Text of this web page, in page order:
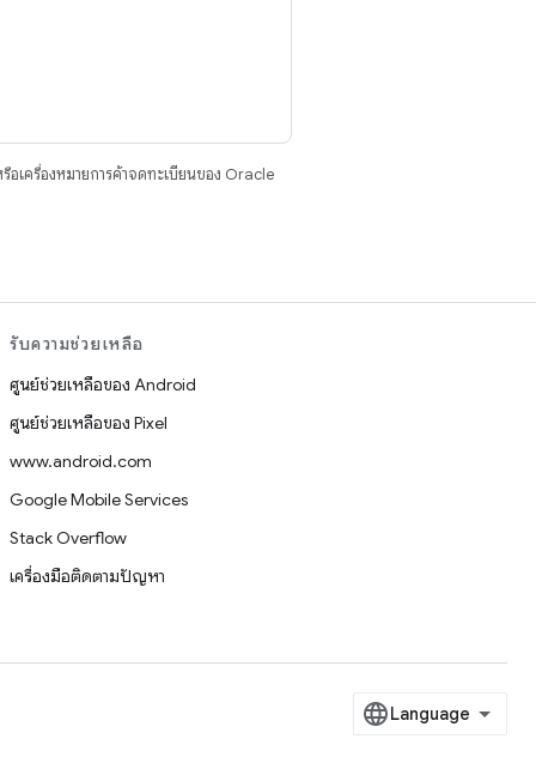
อเครื่องหมายการค้าจดทะเบียนของ Oracle
รับความช่วยเหลือ
ศูนย์ช่วยเหลือของ Android
ศูนย์ช่วยเหลือของ Pixel
www.android.com
Google Mobile Services
Stack Overflow
เครื่องมือติดตามปัญหา